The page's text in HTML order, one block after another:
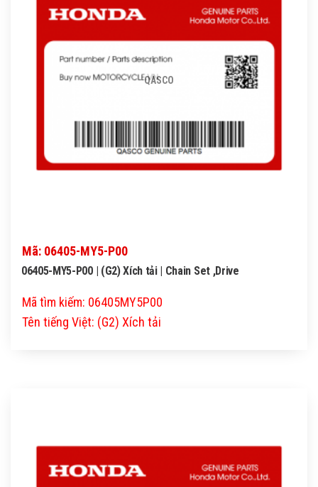
QASCO
Mã: 06405-MY5-P00
06405-MY5-P00 | (G2) Xích tải | Chain Set ,Drive
Mã tìm kiếm: 06405MY5P00
Tên tiếng Việt: (G2) Xích tải